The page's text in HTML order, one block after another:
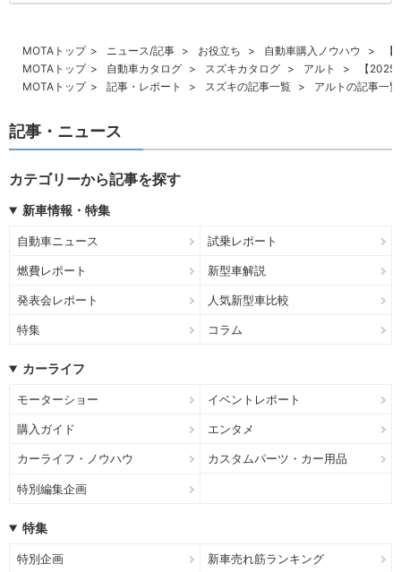
MOTAトップ ニュース/記事 お役立ち 自動車購入ノウハウ
MOTAトップ
自動車カタログ スズキカタログ アルト
【
MOTAトップ
記事・レポート スズキの記事一覧 アルトの記事一覧
記事・ニュース
カテゴリーから記事を探す
新車情報・特集
自動車ニュース 試乗レポート
燃費レポート 新型車解説
発表会レポート 人気新型車比較
特集 コラム
カーライフ
モーターショー イベントレポート
購入ガイド エンタメ
カーライフ・ノウハウ カスタムパーツ・カー用品
特別編集企画
特集
特別企画 新車売れ筋ランキング